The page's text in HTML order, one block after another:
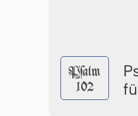
Pſalm
102